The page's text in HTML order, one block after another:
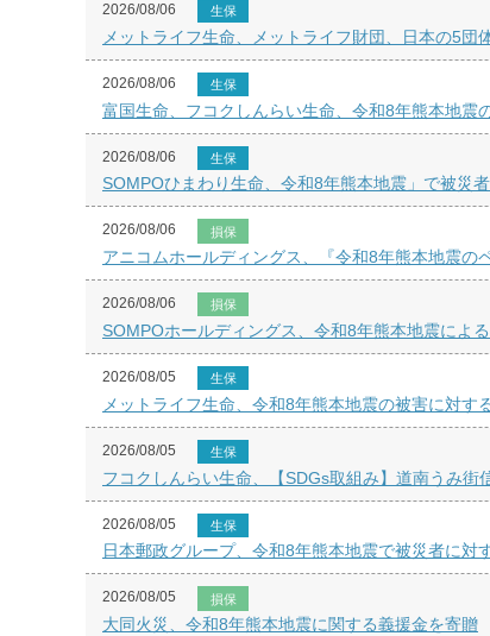
2026/08/06 生保
メットライフ生命、メットライフ財団、日本の5団
2026/08/06 生保
富国生命、フコクしんらい生命、令和8年熊本地震
2026/08/06 生保
SOMPOひまわり生命、令和8年熊本地震」で被災
2026/08/06 損保
アニコムホールディングス、『令和8年熊本地震の
2026/08/06 損保
SOMPOホールディングス、令和8年熊本地震によ
2026/08/05 生保
メットライフ生命、令和8年熊本地震の被害に対す
2026/08/05 生保
フコクしんらい生命、【SDGs取組み】道南うみ
2026/08/05 生保
日本郵政グループ、令和8年熊本地震で被災者に対
2026/08/05 損保
大同火災、令和8年熊本地震に関する義援金を寄贈